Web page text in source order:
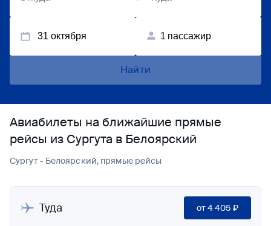
31 октября 1 пассажир
Найти
Авиабилеты на ближайшие прямые
рейсы из Сургута в Белоярский
Сургут - Белоярский, прямые рейсы
Туда от4 405 ₽